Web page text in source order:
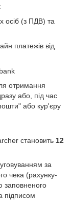
осіб (з ПДВ) та
платежів від
отримання
або, під час
або кур'єру
становить 12
за
чека (рахунку-
заповненого
підписом